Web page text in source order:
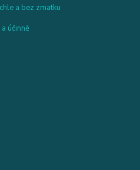
a bez zmatku
účinně